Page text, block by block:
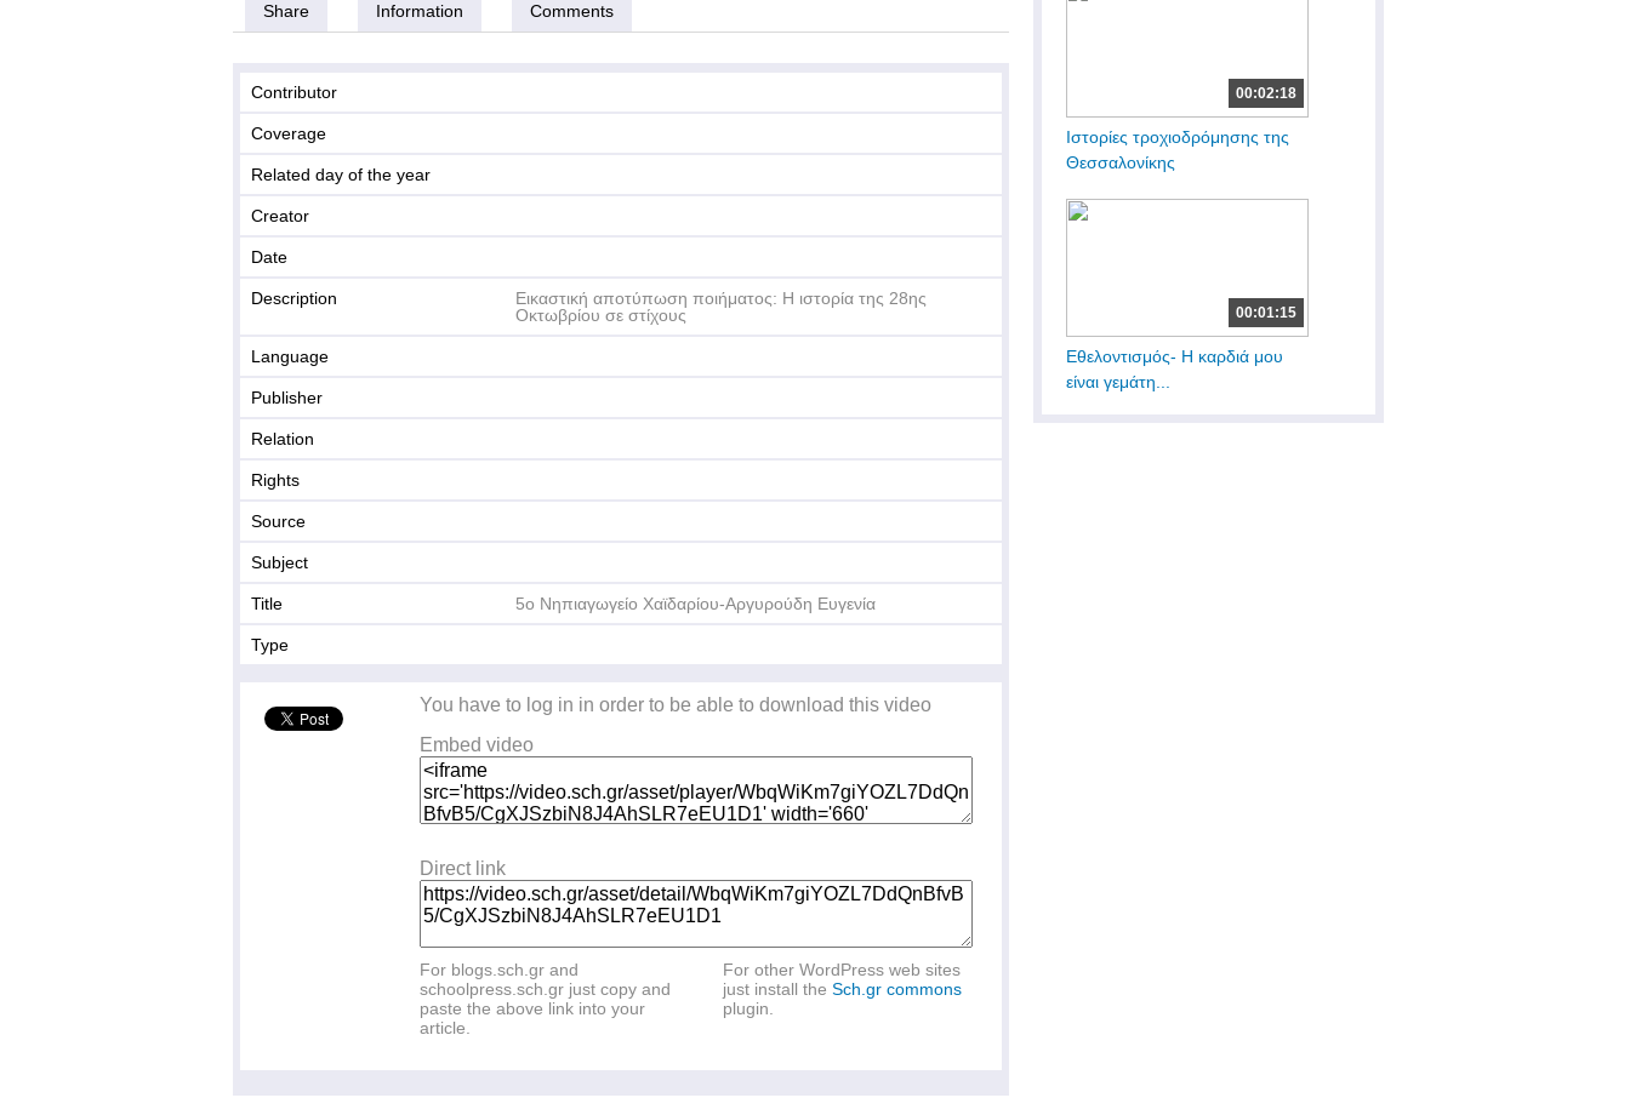
00:02:18
Ιστορίες τροχιοδρόμησης της
Θεσσαλονίκης
00:01:15
Εθελοντισμός- Η καρδιά μου
είναι γεμάτη...
Share Information Comments
Contributor
Coverage
Related day of the year
Creator
Date
Description
Εικαστική αποτύπωση ποιήματος: Η ιστορία της 28ης
Οκτωβρίου σε στίχους
Language
Publisher
Relation
Rights
Source
Subject
Title 5ο Νηπιαγωγείο Χαϊδαρίου-Αργυρούδη Ευγενία
Type
You have to log in in order to be able to download this video
Embed video
Direct link
For blogs.sch.gr and
schoolpress.sch.gr just copy and
paste the above link into your
article.
For other WordPress web sites
just install the Sch.gr commons
plugin.